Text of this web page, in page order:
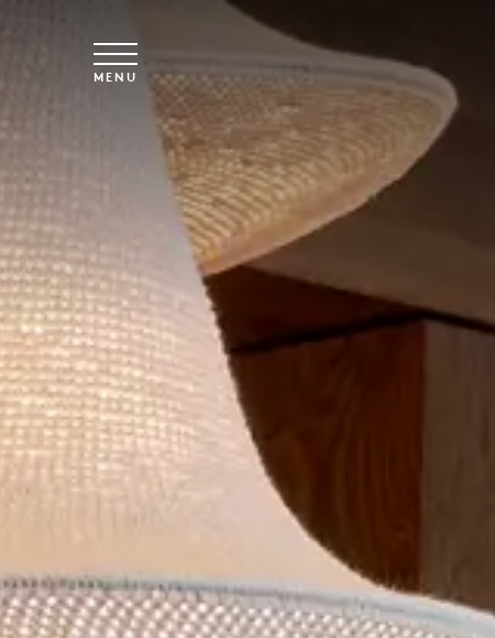
Saltar para o conteúdo principal
MENU